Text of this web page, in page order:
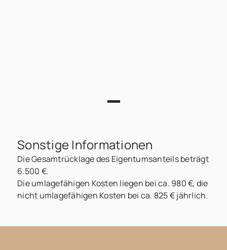
Sonstige Informationen
Die Gesamtrücklage des Eigentumsanteils beträgt
6.500 €.
Die umlagefähigen Kosten liegen bei ca. 980 €, die
nicht umlagefähigen Kosten bei ca. 825 € jährlich.